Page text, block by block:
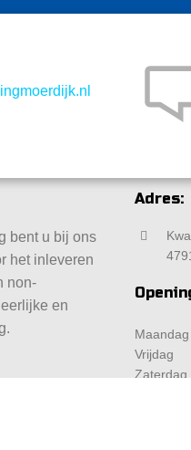
bent u bij ons
het inleveren
non-
en
Adres:
Vrijdag
Zaterdag